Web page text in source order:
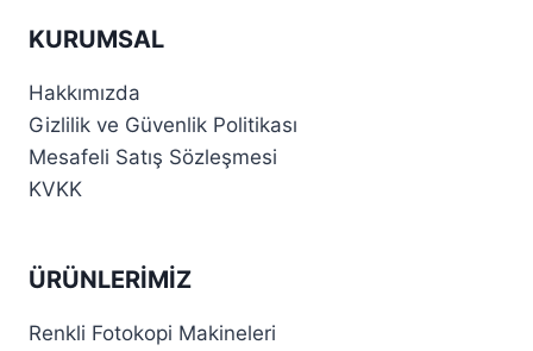
KURUMSAL
Hakkımızda
Gizlilik ve Güvenlik Politikası
Mesafeli Satış Sözleşmesi
KVKK
ÜRÜNLERIMIZ
Renkli Fotokopi Makineleri